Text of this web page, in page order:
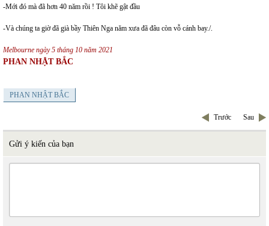
-Mới đó mà đã hơn 40 năm rồi ! Tôi khẽ gật đầu
-Và chúng ta giờ đã già bầy Thiên Nga năm xưa đã đâu còn vỗ cánh bay./.
Melbourne ngày 5 tháng 10 năm 2021
PHAN NHẬT BẮC
PHAN NHẬT BẮC
Trước Sau
Gửi ý kiến của bạn